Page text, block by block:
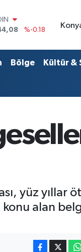
%0.18
%0.32
%-0.18
Bölge Kültür &
yüz yıllar
konu alan